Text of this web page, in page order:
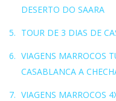
DESERTO DO SAARA
TOUR DE 3 DIAS DE
VIAGENS MARROCOS
CASABLANCA A
VIAGENS MARROCOS